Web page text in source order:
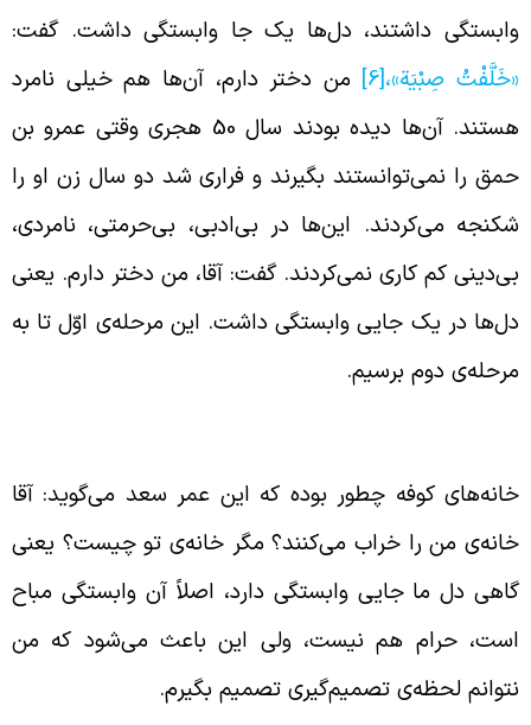
داشتند، دل‌ها یک جا وابستگی داشت. گفت:
صِبْيَة»،[6] من دختر دارم، آن‌ها هم خیلی نامرد
هستند. آن‌ها دیده بودند سال 50 هجری وقتی عمرو بن
را نمی‌توانستند بگیرند و فراری شد دو سال زن او را
می‌کردند. این‌ها در بی‌ادبی، بی‌حرمتی، نامردی،
کم کاری نمی‌کردند. گفت: آقا، من دختر دارم. یعنی
در یک جایی وابستگی داشت. این مرحله‌ی اوّل تا به
دوم برسیم.
کوفه چطور بوده که این عمر سعد می‌گوید: آقا
من را خراب می‌کنند؟ مگر خانه‌ی تو چیست؟ یعنی
دل ما جایی وابستگی دارد، اصلاً آن وابستگی مباح
حرام هم نیست، ولی این باعث می‌شود که من
لحظه‌ی تصمیم‌گیری تصمیم بگیرم.